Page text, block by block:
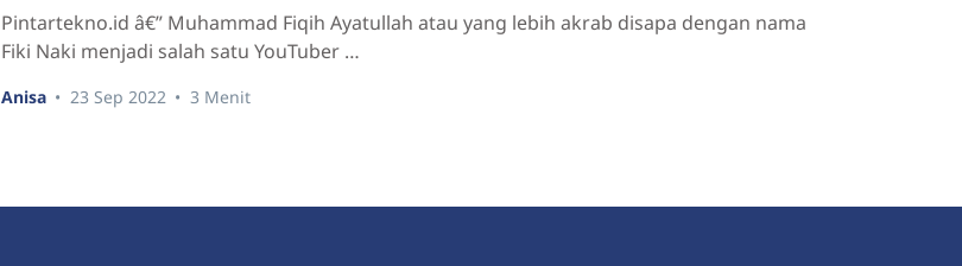
Pintartekno.id â€” Muhammad Fiqih Ayatullah atau yang lebih akrab disapa dengan nama
Fiki Naki menjadi salah satu YouTuber …
Anisa 23 Sep 2022 3 Menit